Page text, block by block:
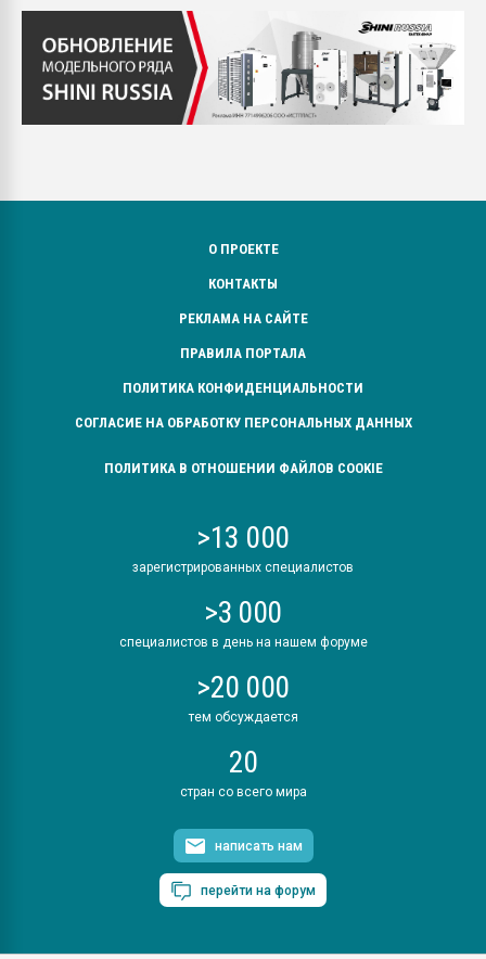
О ПРОЕКТЕ
КОНТАКТЫ
РЕКЛАМА НА САЙТЕ
ПРАВИЛА ПОРТАЛА
ПОЛИТИКА КОНФИДЕНЦИАЛЬНОСТИ
СОГЛАСИЕ НА ОБРАБОТКУ ПЕРСОНАЛЬНЫХ ДАННЫХ
ПОЛИТИКА В ОТНОШЕНИИ ФАЙЛОВ COOKIE
>13 000
зарегистрированных специалистов
>3 000
специалистов в день на нашем форуме
>20 000
тем обсуждается
20
стран со всего мира
написать нам
перейти на форум